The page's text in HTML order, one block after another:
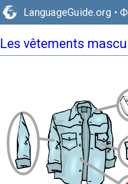
LanguageGuide.org •
Les vêtements